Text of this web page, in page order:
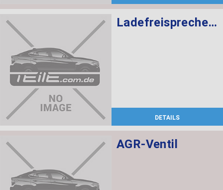
Ladefreisprechelektronik High BASIS SVS MULF2
DETAILS
AGR-Ventil